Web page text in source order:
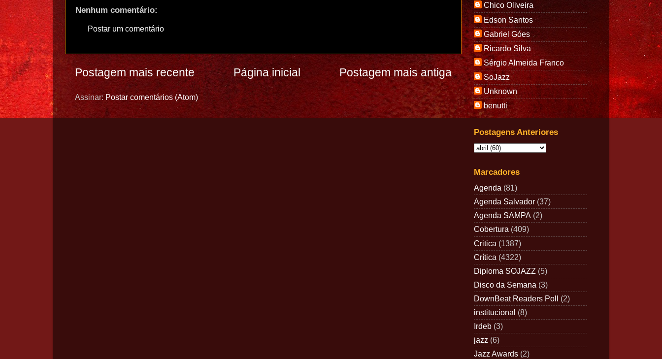
Nenhum comentário:
Postar um comentário
Postagem mais recente Postagem mais antiga
Página inicial
Assinar:Postar comentários (Atom)
Chico Oliveira
Edson Santos
Gabriel Góes
Ricardo Silva
Sérgio Almeida Franco
SoJazz
Unknown
benutti
Postagens Anteriores
Marcadores
Agenda (81)
Agenda Salvador (37)
Agenda SAMPA (2)
Cobertura (409)
Critica (1387)
Crítica (4322)
Diploma SOJAZZ (5)
Disco da Semana (3)
DownBeat Readers Poll (2)
institucional (8)
Irdeb (3)
jazz (6)
Jazz Awards (2)